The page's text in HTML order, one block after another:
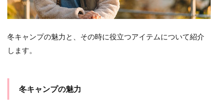
冬キャンプの魅力と、その時に役立つアイテムについて紹介
します。
冬キャンプの魅力